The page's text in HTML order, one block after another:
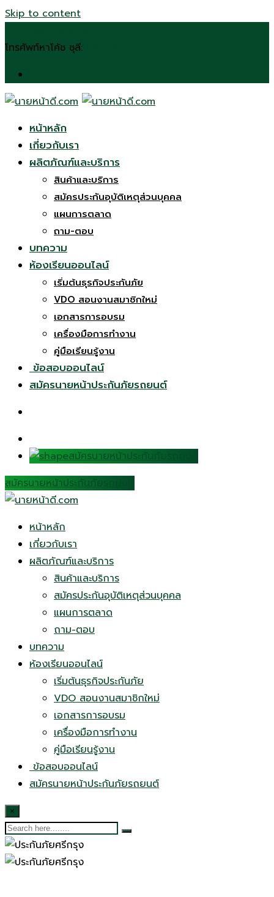
Skip to content
โทรศัพท์หาโค้ช ชุลี:
หน้าหลัก
เกี่ยวกับเรา
ผลิตภัณฑ์และบริการ
สินค้าและบริการ
สมัครประกันอุบัติเหตุส่วนบุคคล
แผนการตลาด
ถาม-ตอบ
บทความ
ห้องเรียนออนไลน์
เริ่มต้นธุรกิจประกันภัย
VDO สอนงานสมาชิกใหม่
เอกสารการอบรม
เครื่องมือการทำงาน
คู่มือเรียนรู้งาน
ข้อสอบออนไลน์
สมัครนายหน้าประกันภัยรถยนต์
สมัครนายหน้าประกันภัยรถยนต์
สมัครนายหน้าประกันภัยรถยนต์
หน้าหลัก
เกี่ยวกับเรา
ผลิตภัณฑ์และบริการ
สินค้าและบริการ
สมัครประกันอุบัติเหตุส่วนบุคคล
แผนการตลาด
ถาม-ตอบ
บทความ
ห้องเรียนออนไลน์
เริ่มต้นธุรกิจประกันภัย
VDO สอนงานสมาชิกใหม่
เอกสารการอบรม
เครื่องมือการทำงาน
คู่มือเรียนรู้งาน
ข้อสอบออนไลน์
สมัครนายหน้าประกันภัยรถยนต์
×